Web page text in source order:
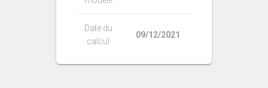
Date du
calcul
09/12/2021